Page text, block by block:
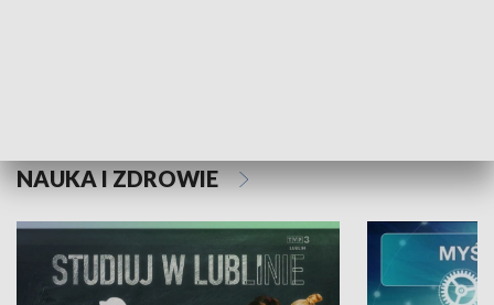
NAUKA I ZDROWIE